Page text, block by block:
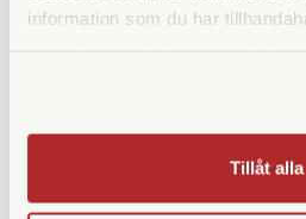
information som du har
Tillåt alla
Yttermått (cm) 460